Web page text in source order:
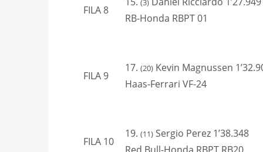
FILA 8
(3)
RB-Honda RBPT 01
FILA 9
17.(20) Kevin Magnussen
Haas-Ferrari VF-24
FILA 10
19.(11) Sergio Perez 1’38.348